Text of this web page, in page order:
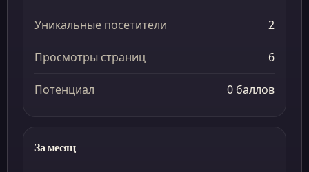
Уникальные посетители 2
Просмотры страниц 6
Потенциал 0 баллов
За месяц